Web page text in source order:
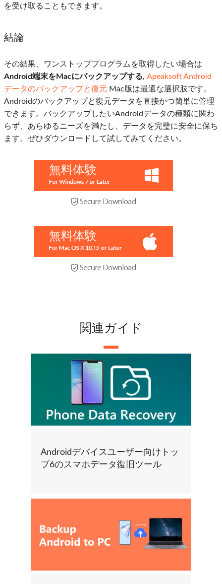
を受け取ることもできます。
結論
その結果、ワンストッププログラムを取得したい場合は
Android端末をMacにバックアップする, Apeaksoft Android
データのバックアップと復元 Mac版は最適な選択肢です。
Androidのバックアップと復元データを直接かつ簡単に管理
できます。バックアップしたいAndroidデータの種類に関わ
らず、あらゆるニーズを満たし、データを完璧に安全に保ち
ます。ぜひダウンロードして試してみてください。
無料体験
無料体験
関連ガイド
Androidデバイスユーザー向けトッ
プ6のスマホデータ復旧ツール